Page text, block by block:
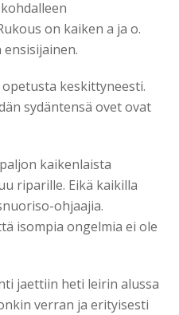
on kaiken a ja o.
keskittyneesti.
sydäntensä ovet ovat
kaikenlaista
riparille. Eikä kaikilla
ohjaajia.
isompia ongelmia ei ole
jaettiin heti leirin alussa
verran ja erityisesti